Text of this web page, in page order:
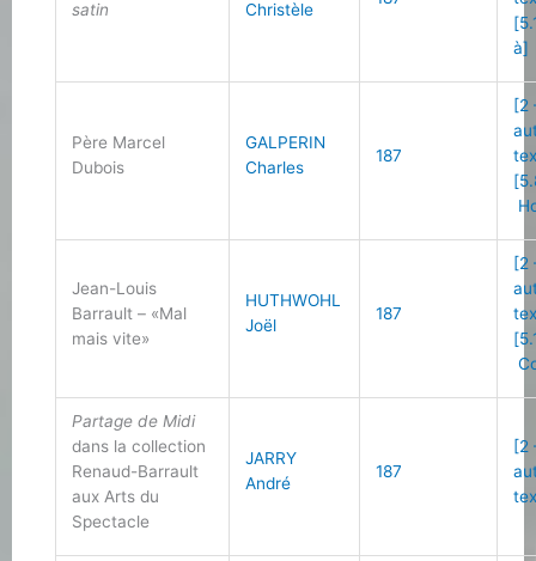
satin
Christèle
à]
Père Marcel
Dubois
GALPERIN
Charles
187
[2
Jean-Louis
Barrault – «Mal
mais vite»
HUTHWOHL
Joël
187
[2
Partage de Midi
dans la collection
Renaud-Barrault
aux Arts du
Spectacle
JARRY
André
187
[2